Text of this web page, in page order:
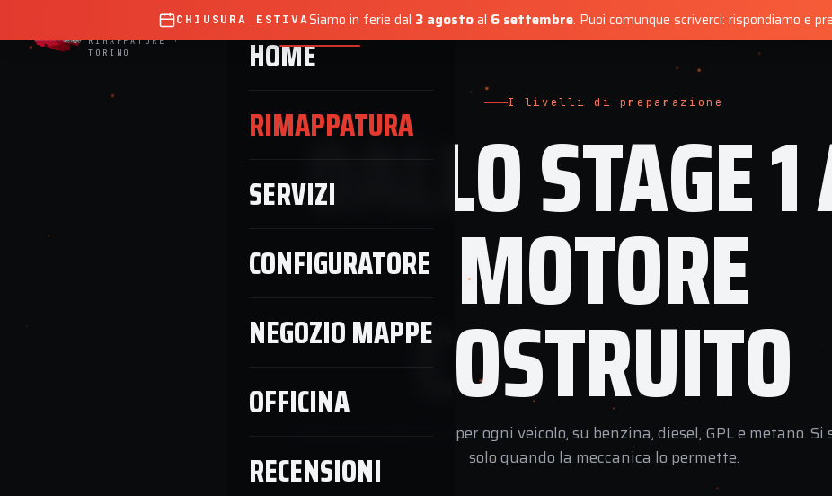
SERVICE
RIMAPPATURE ·
TORINO
NEGOZIO MAPPE OFFICINA
HOME
RIMAPPATURA
SERVIZI
CONFIGURATORE
NEGOZIO MAPPE
OFFICINA
RECENSIONI
CHIUSURA ESTIVASiamo in ferie dal 3 agostoal 6 settembre. Puoi comunque scriverci: rispondiamo e
I livelli di preparazione
DALLO STAGE
MOTORE
COSTRUITO
Calibrazioni specifiche per ogni veicolo, su benzina, diesel, GPL e metano. Si
solo quando la meccanica lo permette.